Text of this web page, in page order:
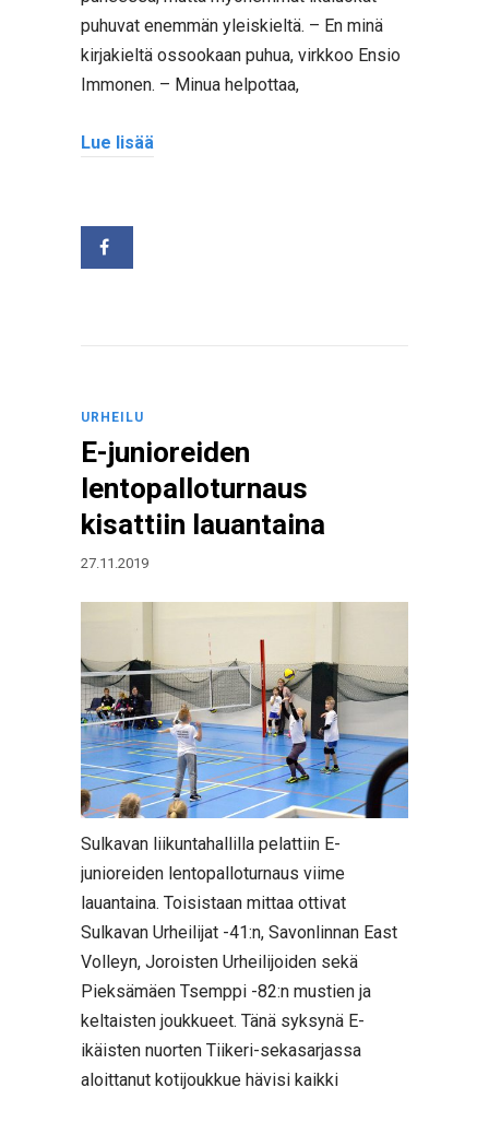
puhuvat enemmän yleiskieltä. – En minä
kirjakieltä ossookaan puhua, virkkoo Ensio
Immonen. – Minua helpottaa,
Lue lisää
URHEILU
E-junioreiden
lentopalloturnaus
kisattiin lauantaina
27.11.2019
Sulkavan liikuntahallilla pelattiin E-
junioreiden lentopalloturnaus viime
lauantaina. Toisistaan mittaa ottivat
Sulkavan Urheilijat -41:n, Savonlinnan East
Volleyn, Joroisten Urheilijoiden sekä
Pieksämäen Tsemppi -82:n mustien ja
keltaisten joukkueet. Tänä syksynä E-
ikäisten nuorten Tiikeri-sekasarjassa
aloittanut kotijoukkue hävisi kaikki